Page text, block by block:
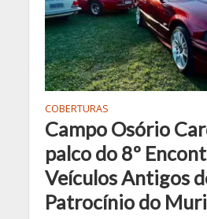
COBERTURAS
Campo Osório
palco do 8º
Veículos Antigos
Patrocínio do